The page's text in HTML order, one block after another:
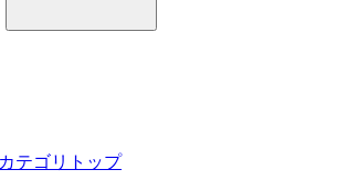
カテゴリトップ